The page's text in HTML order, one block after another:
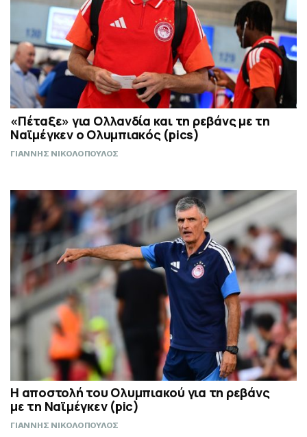
«Πέταξε» για Ολλανδία και τη ρεβάνς με τη
Ναϊμέγκεν ο Ολυμπιακός (pics)
ΓΙΑΝΝΗΣ ΝΙΚΟΛΟΠΟΥΛΟΣ
Η αποστολή του Ολυμπιακού για τη ρεβάνς
με τη Ναϊμέγκεν (pic)
ΓΙΑΝΝΗΣ ΝΙΚΟΛΟΠΟΥΛΟΣ